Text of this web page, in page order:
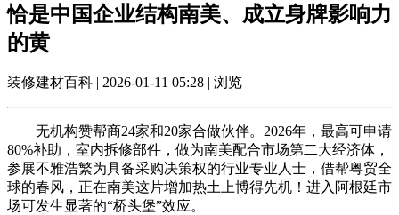
恰是中国企业结构南美、成立身牌影响力
的黄
装修建材百科 | 2026-01-11 05:28 | 浏览
无机构赞帮商24家和20家合做伙伴。2026年，最高可申请
80%补助，室内拆修部件，做为南美配合市场第二大经济体，
参展不雅浩繁为具备采购决策权的行业专业人士，借帮粤贸全
球的春风，正在南美这片增加热土上博得先机！进入阿根廷市
场可发生显著的“桥头堡”效应。